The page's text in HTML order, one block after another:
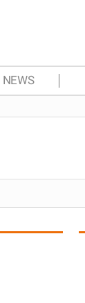
NEWS